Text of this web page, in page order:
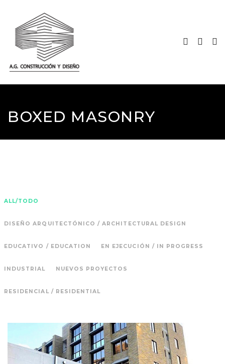
BOXED MASONRY
ALL/TODO
DISEÑO ARQUITECTÓNICO / ARCHITECTURAL DESIGN
EDUCATIVO / EDUCATION EN EJECUCIÓN / IN PROGRESS
INDUSTRIAL NUEVOS PROYECTOS
RESIDENCIAL / RESIDENTIAL